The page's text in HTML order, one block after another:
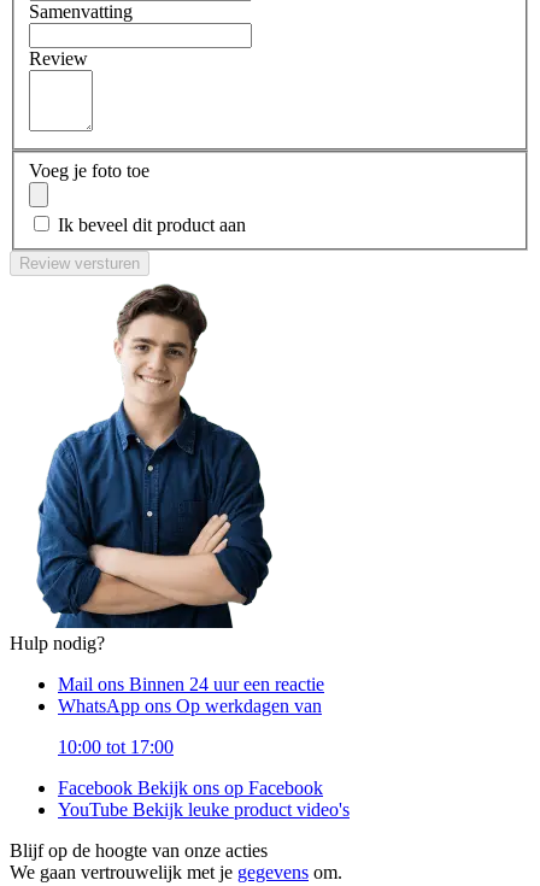
Samenvatting
Review
Voeg je foto toe
Ik beveel dit product aan
Review versturen
Hulp nodig?
Mail ons Binnen 24 uur een reactie
WhatsApp ons Op werkdagen van
10:00 tot 17:00
Facebook Bekijk ons op Facebook
YouTube Bekijk leuke product video's
Blijf op de hoogte van onze acties
We gaan vertrouwelijk met je gegevens om.